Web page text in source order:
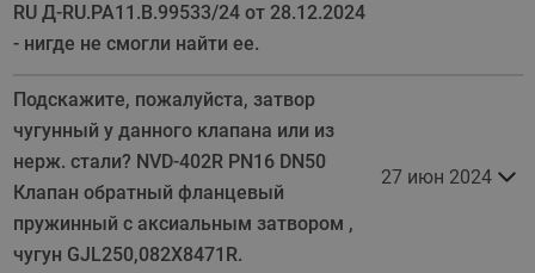
RU Д-RU.РА11.В.99533/24 от 28.12.2024
- нигде не смогли найти ее.
Подскажите, пожалуйста, затвор
чугунный у данного клапана или из
нерж. стали? NVD-402R PN16 DN50
Клапан обратный фланцевый
пружинный с аксиальным затвором ,
чугун GJL250,082X8471R.
27 июн 2024